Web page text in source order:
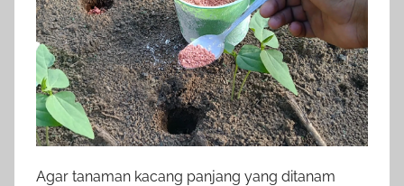
Agar tanaman kacang panjang yang ditanam